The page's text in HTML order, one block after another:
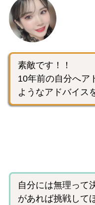
素敵です！！
10年前の自分へア
ようなアドバイス
自分には無理って
があれば挑戦して